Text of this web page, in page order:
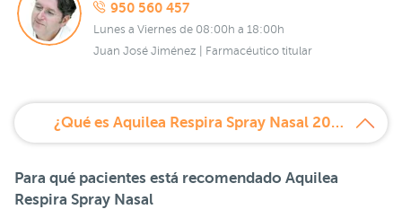
950 560 457
Lunes a Viernes de 08:00h a 18:00h
Juan José Jiménez | Farmacéutico titular
¿Qué es Aquilea Respira Spray Nasal 20ml?
Para qué pacientes está recomendado Aquilea
Respira Spray Nasal